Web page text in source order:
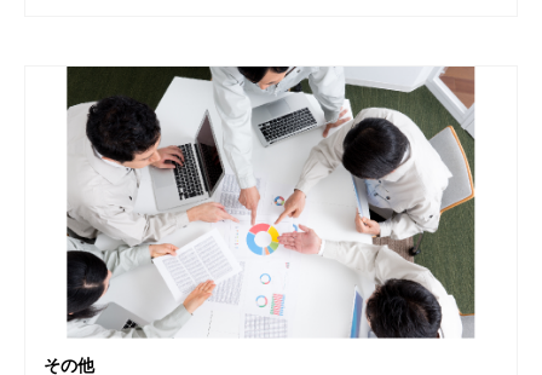
その他